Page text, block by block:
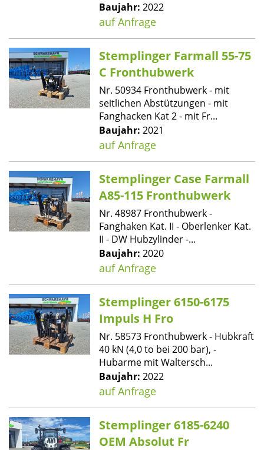
Baujahr: 2022
auf Anfrage
Stemplinger Farmall 55-75
C Fronthubwerk
Nr. 50934 Fronthubwerk - mit
seitlichen Abstützungen - mit
Fanghacken Kat 2 - mit Fr...
Baujahr: 2021
auf Anfrage
Stemplinger Case Farmall
A85-115 Fronthubwerk
Nr. 48987 Fronthubwerk -
Fanghaken Kat. II - Oberlenker Kat.
II - DW Hubzylinder -...
Baujahr: 2020
auf Anfrage
Stemplinger 6150-6175
Impuls H Fro
Nr. 58573 Fronthubwerk - Hubkraft
40 kN (4,0 to bei 200 bar), -
Hubarme mit Waltersch...
Baujahr: 2022
auf Anfrage
Stemplinger 6185-6240
OEM Absolut Fr